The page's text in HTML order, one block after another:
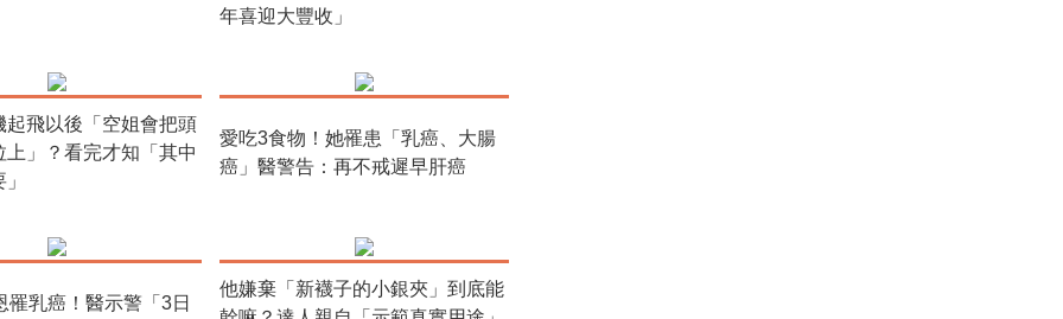
年喜迎大豐收」
起飛以後「空姐會把頭
上」？看完才知「其中
愛吃3食物！她罹患「乳癌、大腸
癌」醫警告：再不戒遲早肝癌
罹乳癌！醫示警「3日
他嫌棄「新襪子的小銀夾」到底能